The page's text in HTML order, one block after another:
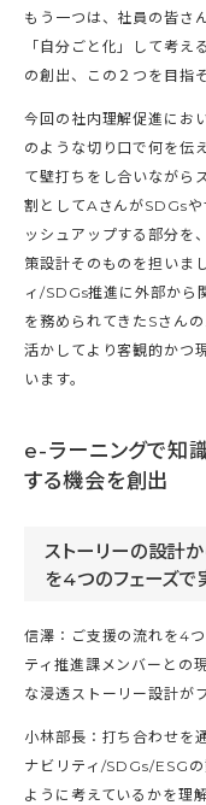
もう一つは、社員の皆さ
「自分ごと化」して考
の創出、この２つを目指
今回の社内理解促進にお
のような切り口で何を伝
て壁打ちをし合いながら
割としてAさんがSDGs
ッシュアップする部分を
策設計そのものを担いま
ィ/SDGs推進に外部から
を務められてきたSさん
活かしてより客観的かつ
います。
e-ラーニングで知
する機会を創出
ストーリーの設計
を4つのフェーズで
信澤：ご支援の流れを4
ティ推進課メンバーとの
な浸透ストーリー設計が
小林部長：打ち合わせを
ナビリティ/SDGs/ESG
ように考えているかを理